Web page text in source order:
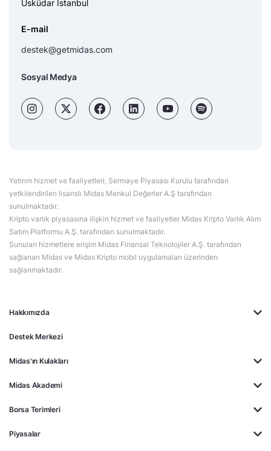
Hakkımızda
Destek Merkezi
Midas'ın Kulakları
Midas Akademi
Borsa Terimleri
Piyasalar
Üsküdar İstanbul
E-mail
destek@getmidas.com
Sosyal Medya
Yatırım hizmet ve faaliyetleri, Sermaye Piyasası Kurulu tarafından
yetkilendirilen lisanslı Midas Menkul Değerler A.Ş tarafından
sunulmaktadır.
Kripto varlık piyasasına ilişkin hizmet ve faaliyetler Midas Kripto Varlık Alım
Satım Platformu A.Ş. tarafından sunulmaktadır.
Sunulan hizmetlere erişim Midas Finansal Teknolojiler A.Ş. tarafından
sağlanan Midas ve Midas Kripto mobil uygulamaları üzerinden
sağlanmaktadır.